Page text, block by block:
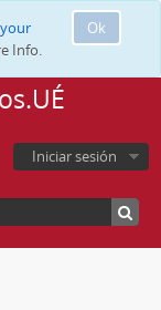
Ok
Info.
Iniciar sesión